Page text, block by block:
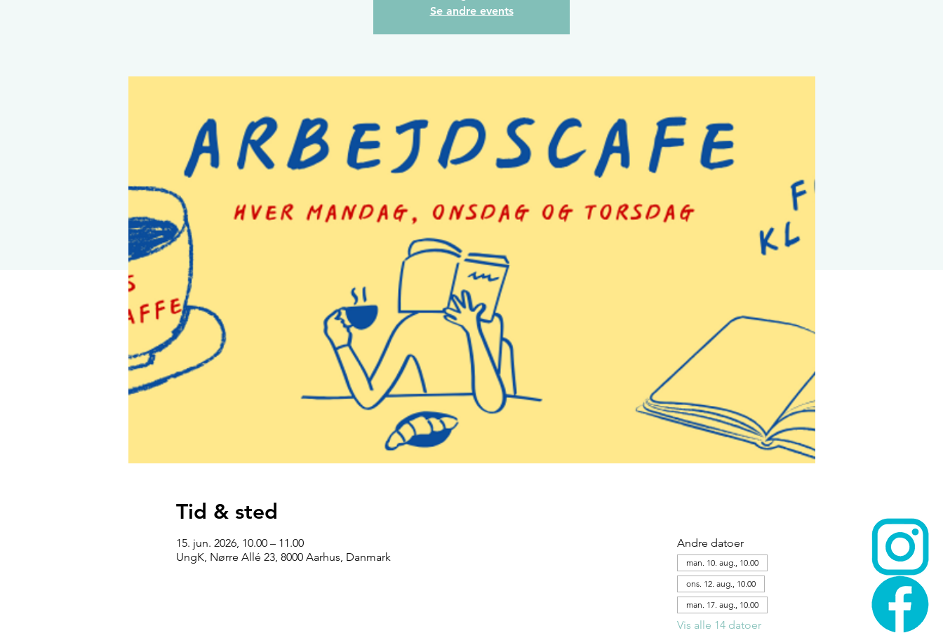
Se andre events
Tid & sted
15. jun. 2026, 10.00 – 11.00
UngK, Nørre Allé 23, 8000 Aarhus, Danmark
Andre datoer
man. 10. aug., 10.00
ons. 12. aug., 10.00
man. 17. aug., 10.00
Vis alle 14 datoer